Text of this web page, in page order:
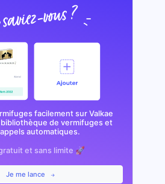
facilement sur Valkae
de vermifuges et
automatiques.
et sans limite 🚀
Je me lance